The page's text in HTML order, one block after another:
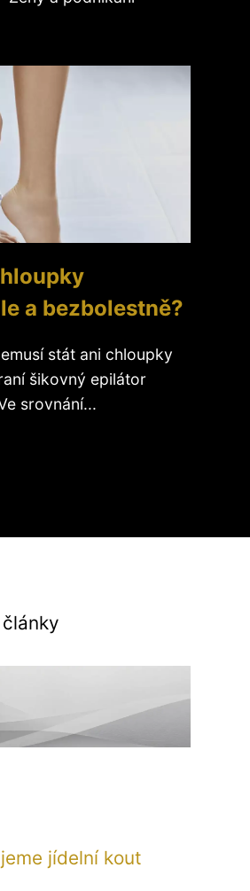
a bezbolestně?
stát ani chloupky
šikovný epilátor
srovnání...
jídelní kout